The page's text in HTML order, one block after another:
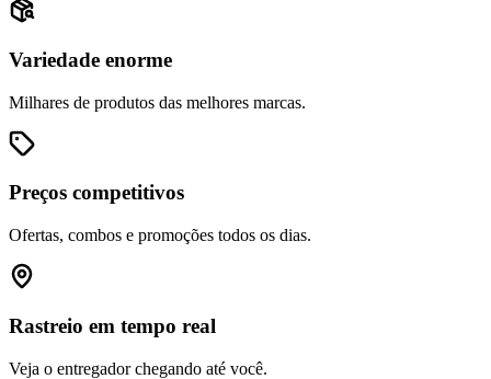
Variedade enorme
Milhares de produtos das melhores marcas.
Preços competitivos
Ofertas, combos e promoções todos os dias.
Rastreio em tempo real
Veja o entregador chegando até você.